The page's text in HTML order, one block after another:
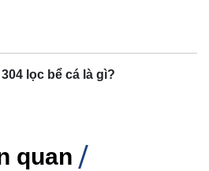
lọc bể cá là gì?
quan